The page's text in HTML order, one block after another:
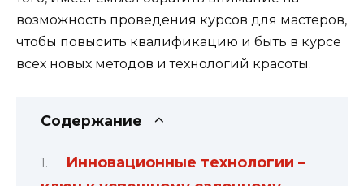
возможность проведения курсов для мастеров,
чтобы повысить квалификацию и быть в курсе
всех новых методов и технологий красоты.
Содержание
Инновационные технологии –